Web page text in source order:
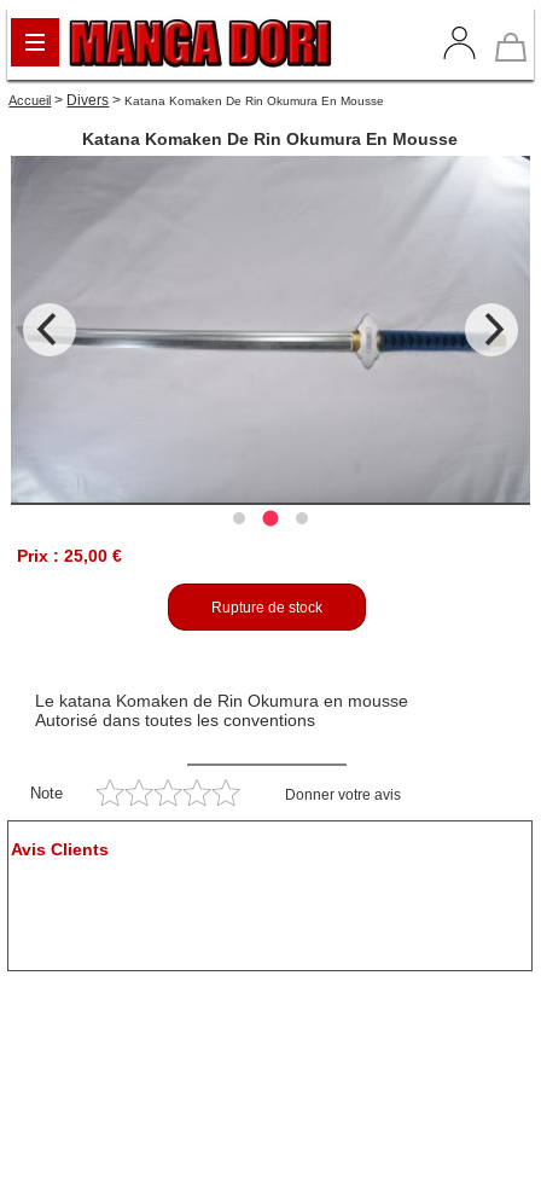
Accueil > Divers >Katana Komaken De Rin Okumura En Mousse
Katana Komaken De Rin Okumura En Mousse
Prix : 25,00 €
Rupture de stock
Le katana Komaken de Rin Okumura en mousse
Autorisé dans toutes les conventions
Note Donner votre avis
Avis Clients